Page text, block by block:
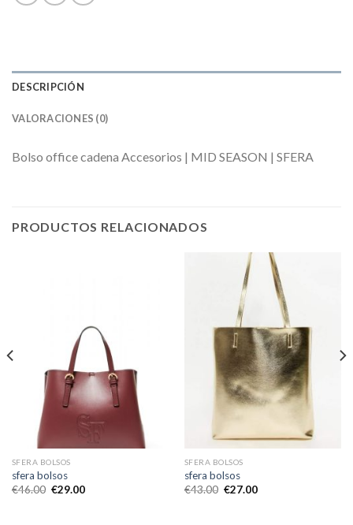
DESCRIPCIÓN
VALORACIONES (0)
Bolso office cadena Accesorios | MID SEASON | SFERA
PRODUCTOS RELACIONADOS
SFERA BOLSOS
sfera bolsos
€46.00 €29.00
SFERA BOLSOS
sfera bolsos
€43.00 €27.00